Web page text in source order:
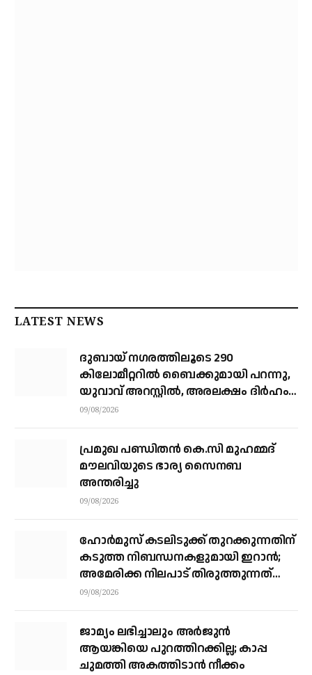
LATEST NEWS
ദുബായ് ന​ഗരത്തിലൂടെ 290
കിലോമീറ്ററില്‍ ബൈക്കുമായി പറന്നു,
യുവാവ് അറസ്റ്റിൽ, അരലക്ഷം ദിർഹം
പിഴ
09/08/2026
പ്രമുഖ പണ്ഡിതൻ കെ.സി മുഹമ്മദ്
മൗലവിയുടെ ഭാര്യ സൈനബ
അന്തരിച്ചു
09/08/2026
ഹോര്‍മുസ് കടലിടുക്ക് തുറക്കുന്നതിന്
കടുത്ത നിബന്ധനകളുമായി ഇറാന്‍;
അമേരിക്ക നിലപാട് തിരുത്തുന്നത്
വരെ തുറക്കില്ലെന്ന് കൗണ്‍സില്‍
09/08/2026
ജാമ്യം ലഭിച്ചാലും അര്‍ജുന്‍
ആയങ്കിയെ പുറത്തിറക്കില്ല; കാപ്പ
ചുമത്തി അകത്തിടാന്‍ നീക്കം